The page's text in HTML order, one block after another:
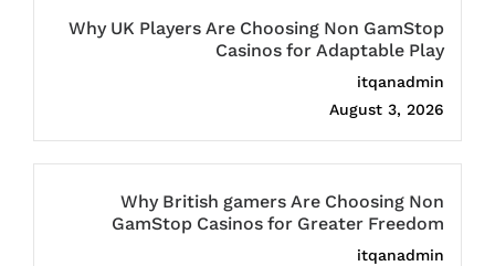
Why UK Players Are Choosing Non GamStop
Casinos for Adaptable Play
itqanadmin
August 3, 2026
Why British gamers Are Choosing Non
GamStop Casinos for Greater Freedom
itqanadmin